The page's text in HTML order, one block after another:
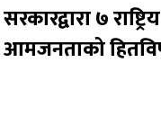
सरकारद्वारा ७
आमजनताको